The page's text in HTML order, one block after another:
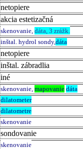
netopiere
akcia estetizačná
skenovanie, dáta, 3 zrážk.
inštal. hydrol sondy,dáta
netopiere
inštal. zábradlia
iné
skenovanie, mapovanie dáta
dilatometer
dilatometre
skenovanie
sondovanie
skenovanie